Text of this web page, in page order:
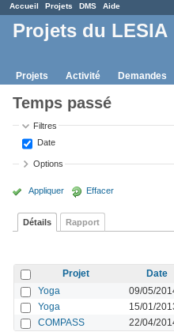
Accueil Projets DMS Aide
Projets du LESIA
Projets Activité Demandes
Temps passé
Filtres
Date
Options
Appliquer Effacer
Détails Rapport
Projet Date
Yoga
09/05/
Yoga 15/01/
COMPASS 22/04/